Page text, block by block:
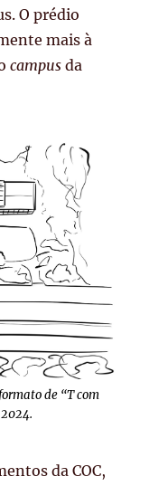
O prédio
mais à
campus da
de “T com
da COC,